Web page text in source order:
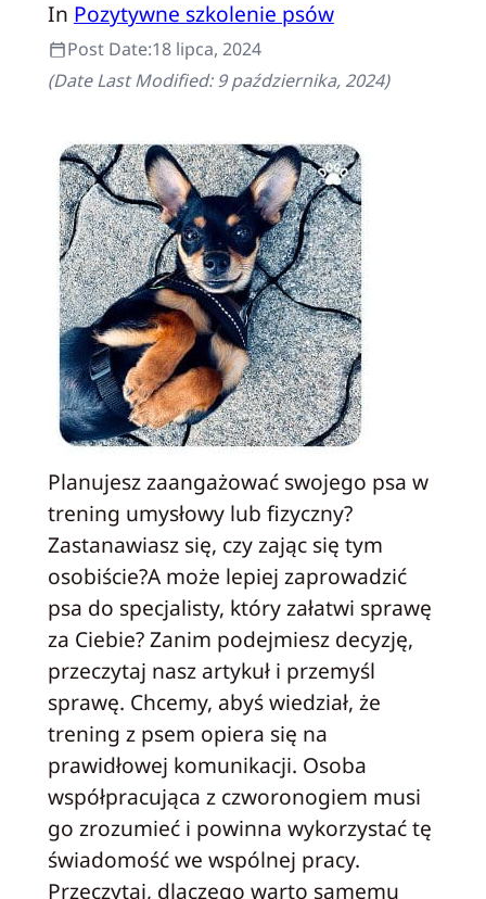
In Pozytywne szkolenie psów
Post Date:18 lipca, 2024
(Date Last Modified:9 października, 2024)
Planujesz zaangażować swojego psa w
trening umysłowy lub fizyczny?
Zastanawiasz się, czy zając się tym
osobiście?A może lepiej zaprowadzić
psa do specjalisty, który załatwi sprawę
za Ciebie? Zanim podejmiesz decyzję,
przeczytaj nasz artykuł i przemyśl
sprawę. Chcemy, abyś wiedział, że
trening z psem opiera się na
prawidłowej komunikacji. Osoba
współpracująca z czworonogiem musi
go zrozumieć i powinna wykorzystać tę
świadomość we wspólnej pracy.
Przeczytaj, dlaczego warto samemu